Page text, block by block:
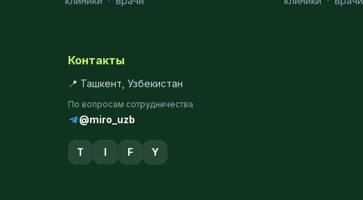
Контакты
📍 Ташкент, Узбекистан
По вопросам сотрудничества
@miro_uzb
T I F Y